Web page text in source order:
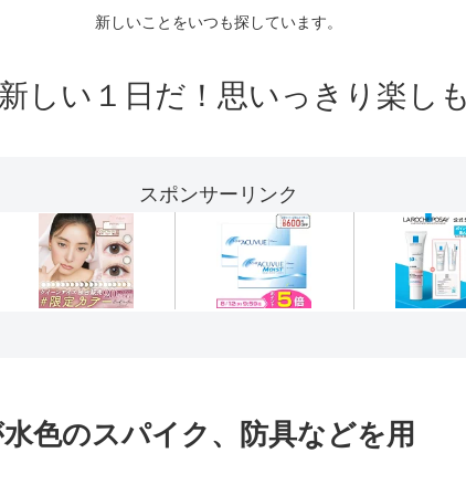
新しいことをいつも探しています。
しい１日だ！思いっきり楽し
スポンサーリンク
色のスパイク、防具などを用